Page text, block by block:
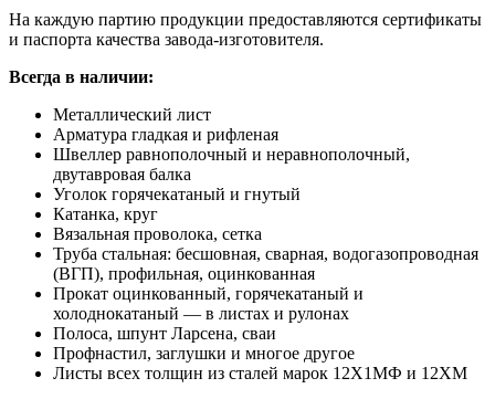
На каждую партию продукции предоставляются сертификаты
и паспорта качества завода-изготовителя.
Всегда в наличии:
Металлический лист
Арматура гладкая и рифленая
Швеллер равнополочный и неравнополочный,
двутавровая балка
Уголок горячекатаный и гнутый
Катанка, круг
Вязальная проволока, сетка
Труба стальная: бесшовная, сварная, водогазопроводная
(ВГП), профильная, оцинкованная
Прокат оцинкованный, горячекатаный и
холоднокатаный — в листах и рулонах
Полоса, шпунт Ларсена, сваи
Профнастил, заглушки и многое другое
Листы всех толщин из сталей марок 12Х1МФ и 12ХМ